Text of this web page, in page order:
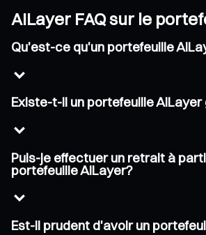
AILayer FAQ sur le
Qu'est-ce qu'un portefeuille
Existe-t-il un portefeuille
Puis-je effectuer un retrait à
portefeuille AILayer?
Est-il prudent d'avoir un